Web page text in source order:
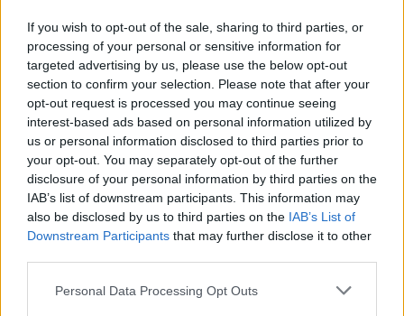
If you wish to opt-out of the sale, sharing to third parties, or
processing of your personal or sensitive information for
targeted advertising by us, please use the below opt-out
section to confirm your selection. Please note that after your
opt-out request is processed you may continue seeing
interest-based ads based on personal information utilized by
us or personal information disclosed to third parties prior to
your opt-out. You may separately opt-out of the further
disclosure of your personal information by third parties on the
IAB’s list of downstream participants. This information may
also be disclosed by us to third parties on the IAB’s List of
Downstream Participants that may further disclose it to other
Personal Data Processing Opt Outs
SOUVISEJÍCÍ ČLÁNKY
Zpravodajství
Většina koupališť na Příbramsku nabízí
výborné podmínky. Horší voda je jen na
Živohošti
Příbram modernizuje parkovací automaty.
Přibudou i tři nové poblíž Svaté Hory